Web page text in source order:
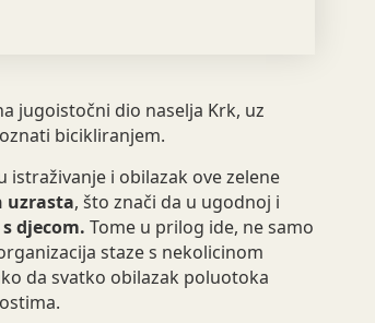
jugoistočni dio naselja Krk, uz
bicikliranjem.
istraživanje i obilazak ove zelene
uzrasta, što znači da u ugodnoj i
djecom. Tome u prilog ide, ne samo
staze s nekolicinom
da svatko obilazak poluotoka